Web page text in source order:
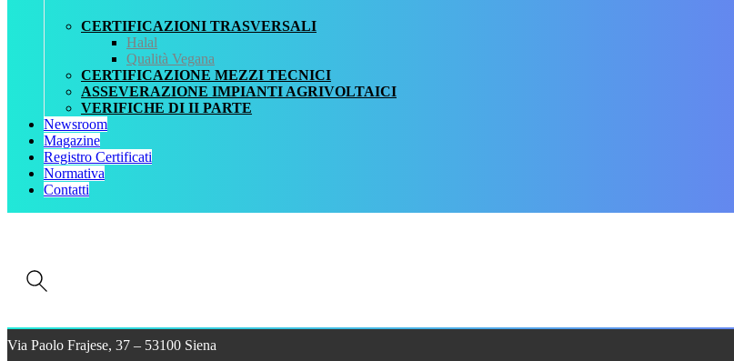
CERTIFICAZIONI TRASVERSALI
Halal
Qualità Vegana
CERTIFICAZIONE MEZZI TECNICI
ASSEVERAZIONE IMPIANTI AGRIVOLTAICI
VERIFICHE DI II PARTE
Newsroom
Magazine
Registro Certificati
Normativa
Contatti
NORMATIVA
AREA DOWNLOAD
POLITICA QHSE
FAQ – DOMANDE FREQUENTI
CONTATTI
Servizi
AIAB
BIOLOGICA
HALAL
Via Paolo Frajese, 37 – 53100 Siena